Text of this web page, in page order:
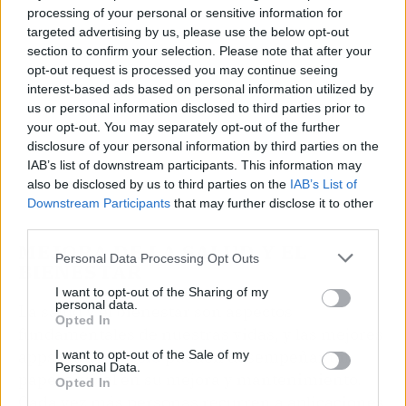
processing of your personal or sensitive information for
targeted advertising by us, please use the below opt-out
section to confirm your selection. Please note that after your
opt-out request is processed you may continue seeing
interest-based ads based on personal information utilized by
us or personal information disclosed to third parties prior to
your opt-out. You may separately opt-out of the further
disclosure of your personal information by third parties on the
IAB’s list of downstream participants. This information may
also be disclosed by us to third parties on the IAB’s List of
Downstream Participants that may further disclose it to other
Personal Data Processing Opt Outs
I want to opt-out of the Sharing of my
personal data.
Opted In
I want to opt-out of the Sale of my
Personal Data.
Opted In
MEJORA DE LA SALUD Y EL
BIENESTAR
La salud y el bienestar son aspectos
fundamentales de nuestras vidas, y las mejores
apps paraAndroidpueden desempeñar un
papel crucial en su mejora y mantenimiento.